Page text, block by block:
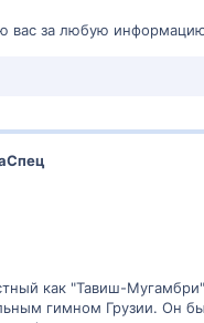
вас за любую
как "Тавиш-
гимном Грузии. Он